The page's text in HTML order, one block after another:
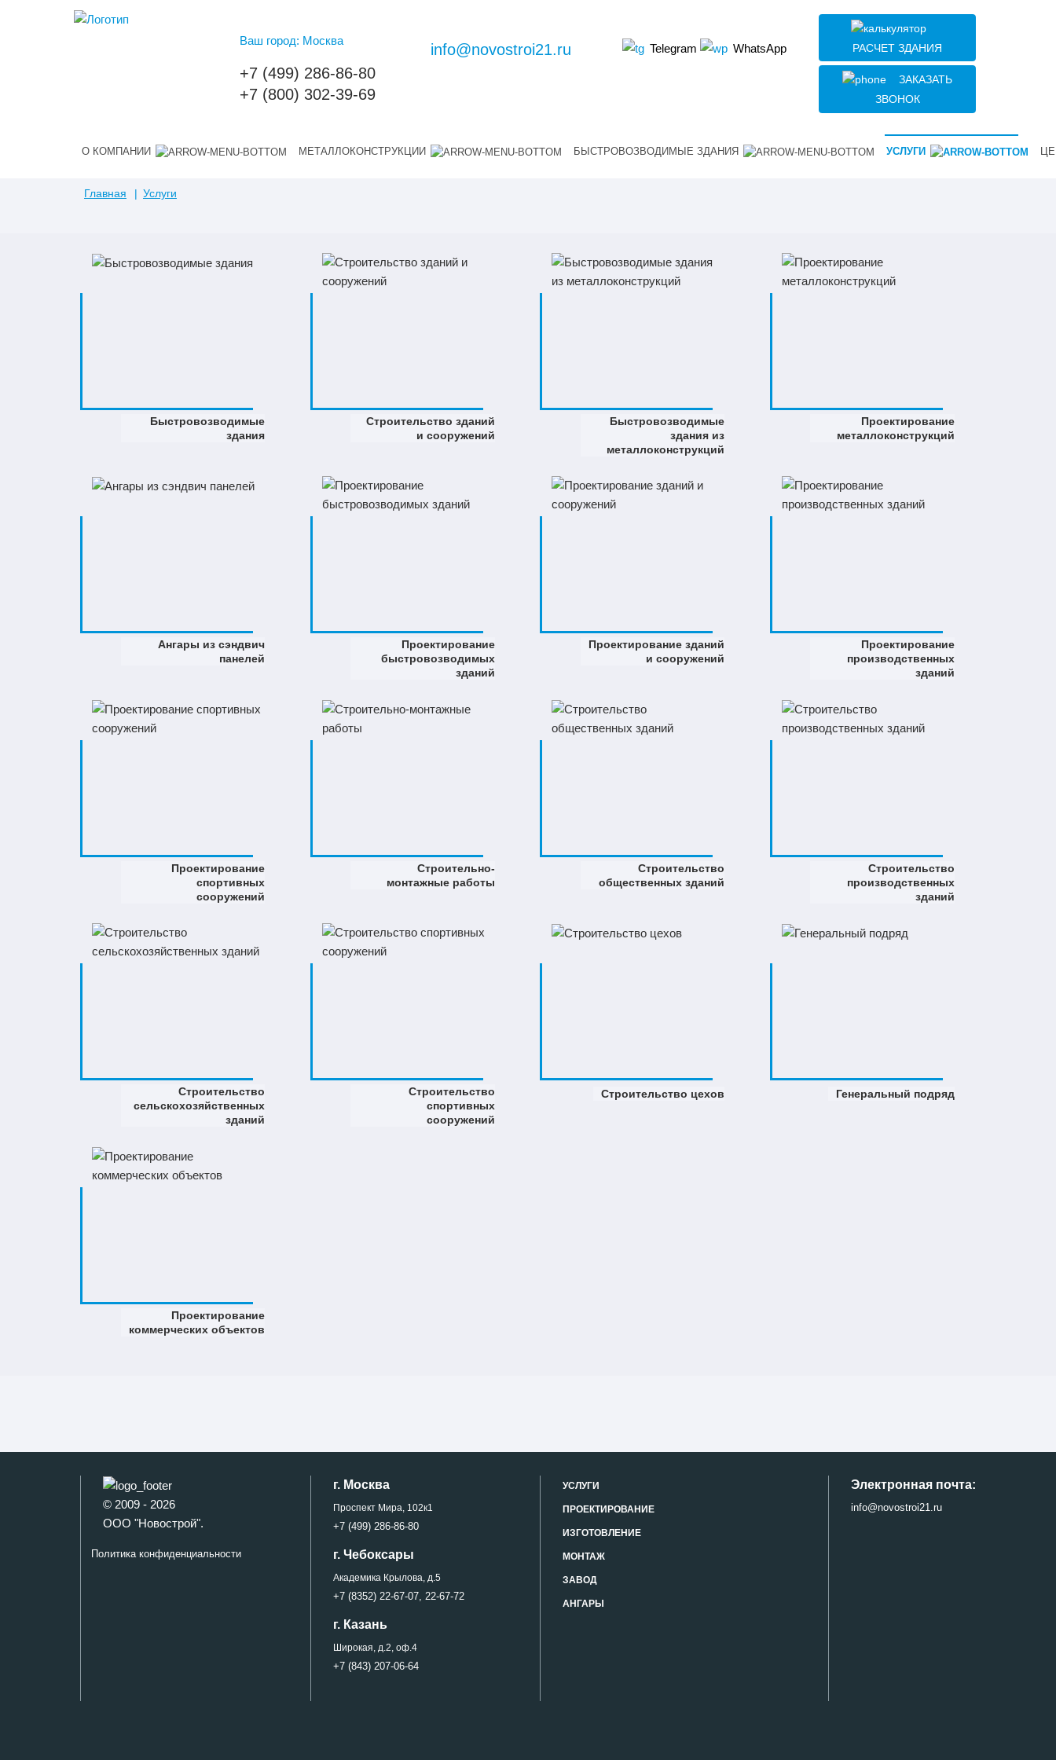
Ваш город: Москва
+7 (499) 286-86-80
+7 (800) 302-39-69
info@novostroi21.ru Telegram WhatsApp РАСЧЕТ ЗДАНИЯ
ЗАКАЗАТЬ
ЗВОНОК
О КОМПАНИИ МЕТАЛЛОКОНСТРУКЦИИ БЫСТРОВОЗВОДИМЫЕ ЗДАНИЯ УСЛУГИ
Главная Услуги
Быстровозводимые
здания
Строительство зданий
и сооружений
Быстровозводимые
здания из
металлоконструкций
Проектирование
металлоконструкций
Ангары из сэндвич
панелей
Проектирование
быстровозводимых
зданий
Проектирование зданий
и сооружений
Проектирование
производственных
зданий
Проектирование
спортивных
сооружений
Строительно-
монтажные работы
Строительство
общественных зданий
Строительство
производственных
зданий
Строительство
сельскохозяйственных
зданий
Строительство
спортивных
сооружений
Строительство цехов Генеральный подряд
Проектирование
коммерческих объектов
© 2009 - 2026
ООО "Новострой".
Политика конфиденциальности
г. Москва
Проспект Мира, 102к1
+7 (499) 286-86-80
г. Чебоксары
Академика Крылова, д.5
+7 (8352) 22-67-07, 22-67-72
г. Казань
Широкая, д.2, оф.4
+7 (843) 207-06-64
УСЛУГИ
ПРОЕКТИРОВАНИЕ
ИЗГОТОВЛЕНИЕ
МОНТАЖ
ЗАВОД
АНГАРЫ
Электронная почта:
info@novostroi21.ru